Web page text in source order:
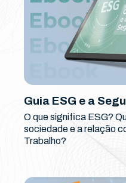
Guia ESG e a
O que significa ESG?
sociedade e a relação
Trabalho?